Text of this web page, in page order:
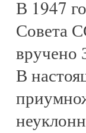
В 1947
Совета
вручено
В